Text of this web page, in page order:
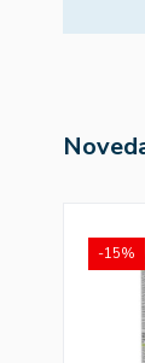
-15%